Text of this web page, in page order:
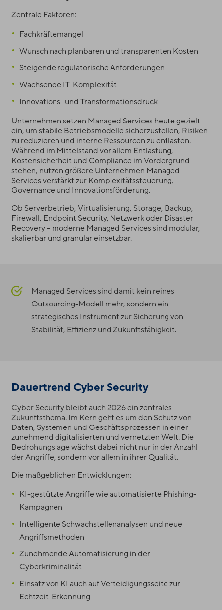
Zentrale Faktoren:
Fachkräftemangel
Wunsch nach planbaren und transparenten Kosten
Steigende regulatorische Anforderungen
Wachsende IT-Komplexität
Innovations- und Transformationsdruck
Unternehmen setzen Managed Services heute gezielt
ein, um stabile Betriebsmodelle sicherzustellen, Risiken
zu reduzieren und interne Ressourcen zu entlasten.
Während im Mittelstand vor allem Entlastung,
Kostensicherheit und Compliance im Vordergrund
stehen, nutzen größere Unternehmen Managed
Services verstärkt zur Komplexitätssteuerung,
Governance und Innovationsförderung.
Ob Serverbetrieb, Virtualisierung, Storage, Backup,
Firewall, Endpoint Security, Netzwerk oder Disaster
Recovery – moderne Managed Services sind modular,
skalierbar und granular einsetzbar.
Managed Services sind damit kein reines
Outsourcing-Modell mehr, sondern ein
strategisches Instrument zur Sicherung von
Stabilität, Effizienz und Zukunftsfähigkeit.
Dauertrend Cyber Security
Cyber Security bleibt auch 2026 ein zentrales
Zukunftsthema. Im Kern geht es um den Schutz von
Daten, Systemen und Geschäftsprozessen in einer
zunehmend digitalisierten und vernetzten Welt. Die
Bedrohungslage wächst dabei nicht nur in der Anzahl
der Angriffe, sondern vor allem in ihrer Qualität.
Die maßgeblichen Entwicklungen:
KI-gestützte Angriffe wie automatisierte Phishing-
Kampagnen
Intelligente Schwachstellenanalysen und neue
Angriffsmethoden
Zunehmende Automatisierung in der
Cyberkriminalität
Einsatz von KI auch auf Verteidigungsseite zur
Echtzeit-Erkennung